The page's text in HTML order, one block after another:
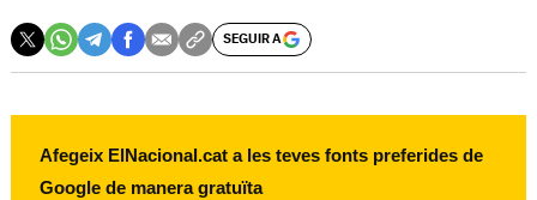
SEGUIR A
Afegeix ElNacional.cat a les teves fonts preferides de
Google de manera gratuïta